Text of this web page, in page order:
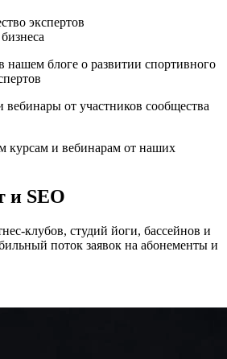
экспертов
нашем блоге о развитии спортивного
от участников сообщества
курсам и вебинарам от наших
и SEO
клубов, студий йоги, бассейнов и
поток заявок на абонементы и